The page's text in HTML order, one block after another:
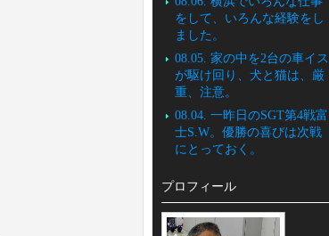
をして、いろんな経験をし
ました。
08.05. 家の中を2台の車イス
が駆け回り、犬と猫は、厳
重、注意。
08.04. 一昨日のSGT第4戦富
士S.W。優勝の喜びは次戦
にとっておく。
プロフィール